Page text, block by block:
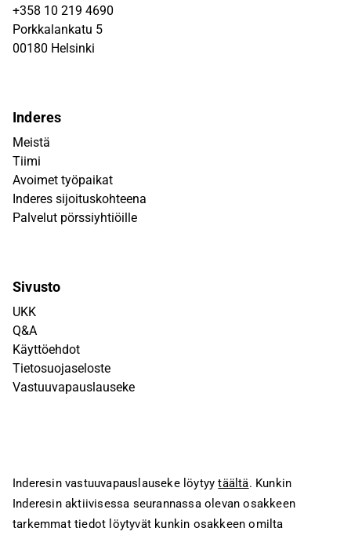
+358 10 219 4690
Porkkalankatu 5
00180 Helsinki
Inderes
Meistä
Tiimi
Avoimet työpaikat
Inderes sijoituskohteena
Palvelut pörssiyhtiöille
Sivusto
UKK
Q&A
Käyttöehdot
Tietosuojaseloste
Vastuuvapauslauseke
Inderesin vastuuvapauslauseke löytyytäältä. Kunkin
Inderesin aktiivisessa seurannassa olevan osakkeen
tarkemmat tiedot löytyvät kunkin osakkeen omilta